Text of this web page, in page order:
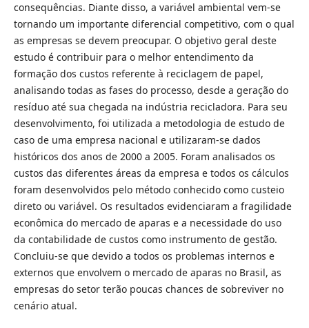
consequências. Diante disso, a variável ambiental vem-se
tornando um importante diferencial competitivo, com o qual
as empresas se devem preocupar. O objetivo geral deste
estudo é contribuir para o melhor entendimento da
formação dos custos referente à reciclagem de papel,
analisando todas as fases do processo, desde a geração do
resíduo até sua chegada na indústria recicladora. Para seu
desenvolvimento, foi utilizada a metodologia de estudo de
caso de uma empresa nacional e utilizaram-se dados
históricos dos anos de 2000 a 2005. Foram analisados os
custos das diferentes áreas da empresa e todos os cálculos
foram desenvolvidos pelo método conhecido como custeio
direto ou variável. Os resultados evidenciaram a fragilidade
econômica do mercado de aparas e a necessidade do uso
da contabilidade de custos como instrumento de gestão.
Concluiu-se que devido a todos os problemas internos e
externos que envolvem o mercado de aparas no Brasil, as
empresas do setor terão poucas chances de sobreviver no
cenário atual.